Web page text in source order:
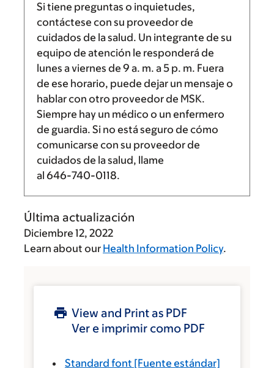
Si tiene preguntas o inquietudes,
contáctese con su proveedor de
cuidados de la salud. Un integrante de su
equipo de atención le responderá de
lunes a viernes de 9 a. m. a5 p. m. Fuera
de ese horario, puede dejar un mensaje o
hablar con otro proveedor de MSK.
Siempre hay un médico o un enfermero
de guardia. Si no está seguro de cómo
comunicarse con su proveedor de
cuidados de la salud, llame
al 646-740-0118.
Última actualización
Diciembre 12, 2022
Learn about our Health Information Policy.
View and Print as PDF
Ver e imprimir como PDF
Standard font [Fuente estándar]